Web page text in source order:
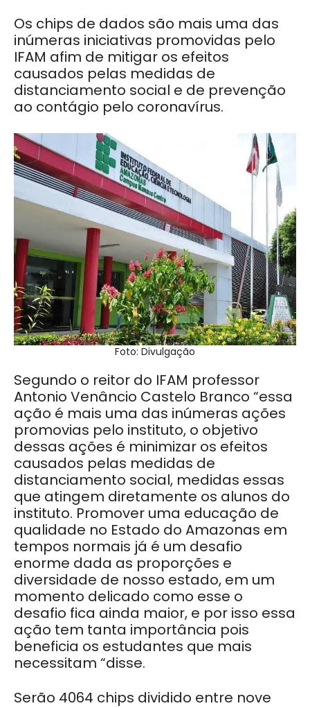
Os chips de dados são mais uma das
inúmeras iniciativas promovidas pelo
IFAM afim de mitigar os efeitos
causados pelas medidas de
distanciamento social e de prevenção
ao contágio pelo coronavírus.
Foto: Divulgação
Segundo o reitor do IFAM professor
Antonio Venâncio Castelo Branco “essa
ação é mais uma das inúmeras ações
promovias pelo instituto, o objetivo
dessas ações é minimizar os efeitos
causados pelas medidas de
distanciamento social, medidas essas
que atingem diretamente os alunos do
instituto. Promover uma educação de
qualidade no Estado do Amazonas em
tempos normais já é um desafio
enorme dada as proporções e
diversidade de nosso estado, em um
momento delicado como esse o
desafio fica ainda maior, e por isso essa
ação tem tanta importância pois
beneficia os estudantes que mais
necessitam “disse.
Serão 4064 chips dividido entre nove